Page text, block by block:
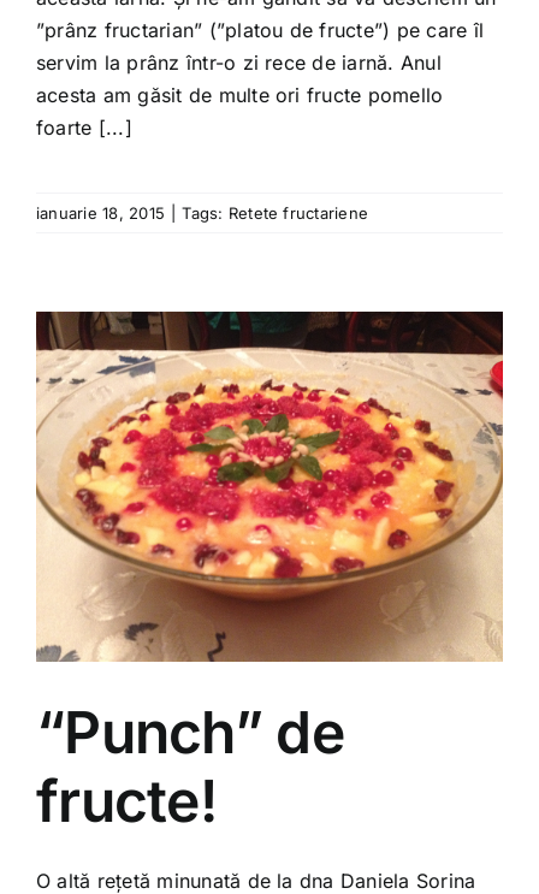
”prânz fructarian” (”platou de fructe”) pe care îl
servim la prânz într-o zi rece de iarnă. Anul
acesta am găsit de multe ori fructe pomello
foarte [...]
ianuarie 18, 2015 Tags: Retete fructariene
“Punch” de
fructe!
O altă rețetă minunată de la dna Daniela Sorina